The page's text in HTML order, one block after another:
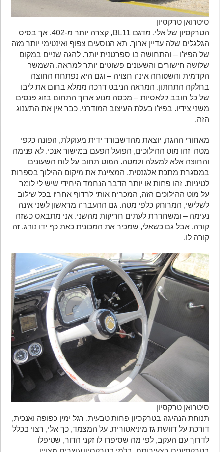
סיטרואן טרקסיון
הטרקסיון של אלי, מדגם BL11, קצרה יותר מ-402, אך בסיס
הגלגלים שלה עדיין ארוך. תא הנוסעים צפוף ואינטימי יותר מזה
של הפיז'ו – והתחושה בו ספרטנית יותר. להגה שניים במקום
שלושה חישורים והשעונים פשוטים יותר למראה. השמשה
הקדמית והשטוחה אינה חצויה – וגם היא נפתחת החוצה
בחלקה התחתון. המראה הניבט דרכה ממלא בחום את ליבו
של כל חובב קלאסיות – מכסה מנוע ארוך התחום בזוג פנסים
משני צידיו. בפיז'ו בעלת העיצוב המודרני, כבר אין את התענוג
הזה.
מאחורי ההגה, יוצאת מהדשבורד ידית מעוקלת, הפונה כלפי
מטה. זהו מוט ההילוכים, הפועל הפעם במישור אנכי. לא פנימה
והחוצה אלא למעלה ולמטה. המוט תחום על לוח השעונים
במסגרת מתכת אלגנטית, המציינת את מיקום ההילוך בספרות
לטיניות. זהו פחות או יותר הדבר הנחמד היחידי שיש לי לומר
על מוט ההילוכים הזה, המכריח אותי לרדוף אחריו בכל שילוב
לשלישי, המרוחק כלפי מטה. גם ההעברה מראשון לשני אינה
נעימה – ומשחררת לעתים חריקות מהשני. אני מתבאס כשזה
קורה, אבל גם כשאלי, שמכיר את המכונית כאת כף ידו נוהג, זה
קורה לו.
סיטרואן טרקסיון
תנוחת הנהיגה בטרקסיון פחות טבעית. רגל ימין כפופה ואנכית,
דורכת על דוושת גז מיניאטורית. על המצמד, כך אלי, רצוי בכלל
לדרוך עם העקב, לפי מה שסיפרו לו זקני הדור, שטיפלו